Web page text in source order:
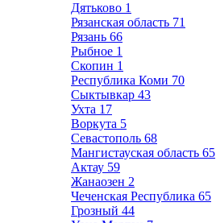
Дятьково 1
Рязанская область 71
Рязань 66
Рыбное 1
Скопин 1
Республика Коми 70
Сыктывкар 43
Ухта 17
Воркута 5
Севастополь 68
Мангистауская область 65
Актау 59
Жанаозен 2
Чеченская Республика 65
Грозный 44